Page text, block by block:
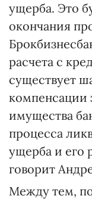
ущерба. Это
окончания
расчета с
существует
компенсации
имущества
процесса
ущерба и его
говорит
Между тем,